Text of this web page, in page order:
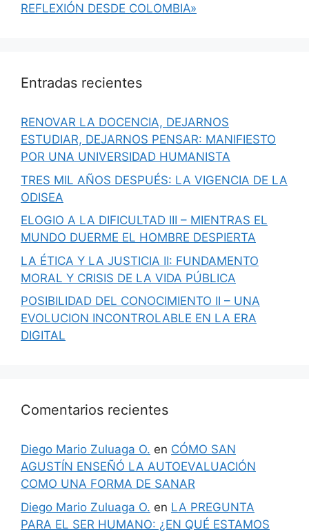
REFLEXIÓN DESDE COLOMBIA»
Entradas recientes
RENOVAR LA DOCENCIA, DEJARNOS
ESTUDIAR, DEJARNOS PENSAR: MANIFIESTO
POR UNA UNIVERSIDAD HUMANISTA
TRES MIL AÑOS DESPUÉS: LA VIGENCIA DE LA
ODISEA
ELOGIO A LA DIFICULTAD III – MIENTRAS EL
MUNDO DUERME EL HOMBRE DESPIERTA
LA ÉTICA Y LA JUSTICIA II: FUNDAMENTO
MORAL Y CRISIS DE LA VIDA PÚBLICA
POSIBILIDAD DEL CONOCIMIENTO II – UNA
EVOLUCION INCONTROLABLE EN LA ERA
DIGITAL
Comentarios recientes
Diego Mario Zuluaga O. en CÓMO SAN
AGUSTÍN ENSEÑÓ LA AUTOEVALUACIÓN
COMO UNA FORMA DE SANAR
Diego Mario Zuluaga O. en LA PREGUNTA
PARA EL SER HUMANO: ¿EN QUÉ ESTAMOS